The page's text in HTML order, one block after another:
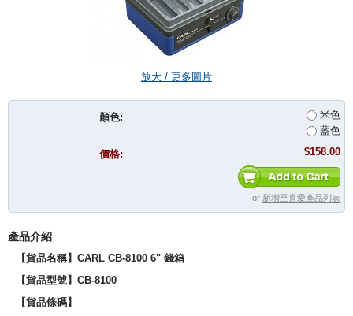
放大 / 更多圖片
顏色:
米色
藍色
價格:
$158.00
or 新增至喜愛產品列表
產品介紹
【貨品名稱】CARL CB-8100 6" 錢箱
【貨品型號】CB-8100
【貨品條碼】